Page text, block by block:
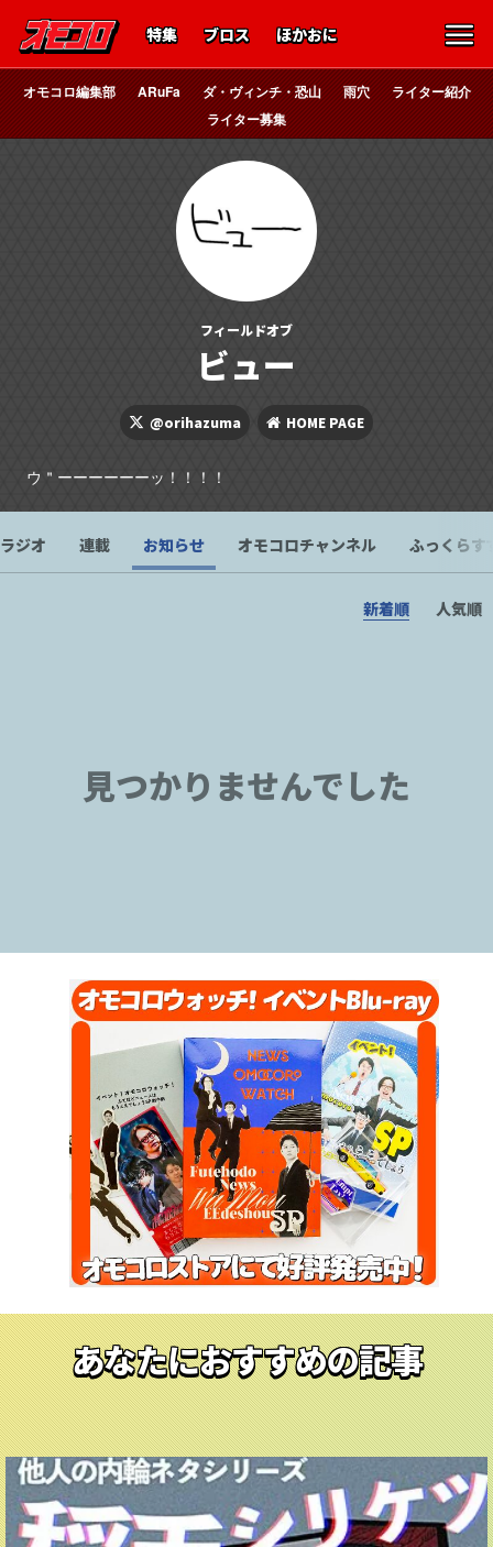
特集 ブロス ほかおに
オモコロ編集部 ARuFa ダ・ヴィンチ・恐山 雨穴
ライター紹介
ライター募集
フィールドオブ
ビュー
@orihazuma HOME PAGE
ウ＂ーーーーーーッ！！！！
ラジオ 連載 お知らせ オモコロチャンネル ふっくらす
新着順 人気順
見つかりませんでした
あなたにおすすめの記事